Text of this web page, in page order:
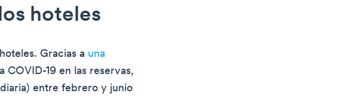
hoteles
Gracias a una
COVID-19 en las reservas,
entre febrero y junio